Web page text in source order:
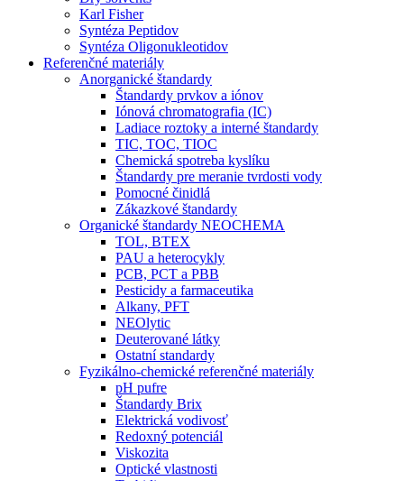
Karl Fisher
Syntéza Peptidov
Syntéza Oligonukleotidov
Referenčné materiály
Anorganické štandardy
Štandardy prvkov a iónov
Iónová chromatografia (IC)
Ladiace roztoky a interné štandardy
TIC, TOC, TIOC
Chemická spotreba kyslíku
Štandardy pre meranie tvrdosti vody
Pomocné činidlá
Zákazkové štandardy
Organické štandardy NEOCHEMA
TOL, BTEX
PAU a heterocykly
PCB, PCT a PBB
Pesticidy a farmaceutika
Alkany, PFT
NEOlytic
Deuterované látky
Ostatní standardy
Fyzikálno-chemické referenčné materiály
pH pufre
Štandardy Brix
Elektrická vodivosť
Redoxný potenciál
Viskozita
Optické vlastnosti